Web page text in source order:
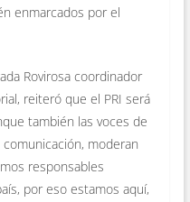
enmarcados por el
Rovirosa coordinador
reiteró que el PRI será
también las voces de
moderan
responsables
por eso estamos aquí,